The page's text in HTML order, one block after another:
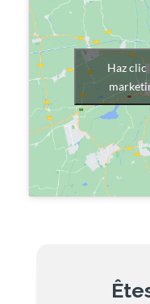
Haz clic